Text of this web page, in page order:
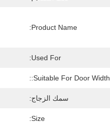
Product Name:
Used For:
Suitable For Door Width::
سمك الزجاج:
Size: